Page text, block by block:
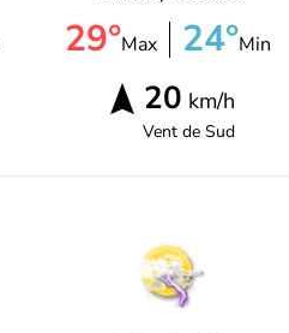
29°Max 24°Min
20 km/h
Vent deSud